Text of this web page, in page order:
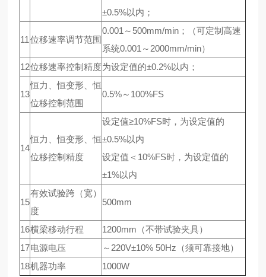
±0.5%以内；
11 位移速率调节范围
0.001～500mm/min；（可定制高速
系统0.001～2000mm/min）
12位移速率控制精度为设定值的±0.2%以内；
13
恒力、恒变形、恒
位移控制范围
0.5%～100%FS
14
恒力、恒变形、恒
位移控制精度
设定值≥10%FS时，为设定值的
±0.5%以内
设定值＜10%FS时，为设定值的
±1%以内
15
有效试验跨（宽）
度
500mm
16横梁移动行程
1200mm（不带试验夹具）
17电源电压
～220V±10% 50Hz（须可靠接地）
18机器功率 1000W